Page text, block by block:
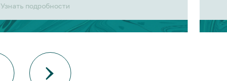
Узнать подробности